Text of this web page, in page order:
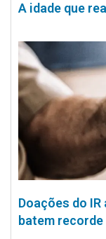
A idade que
Doações do
batem recorde